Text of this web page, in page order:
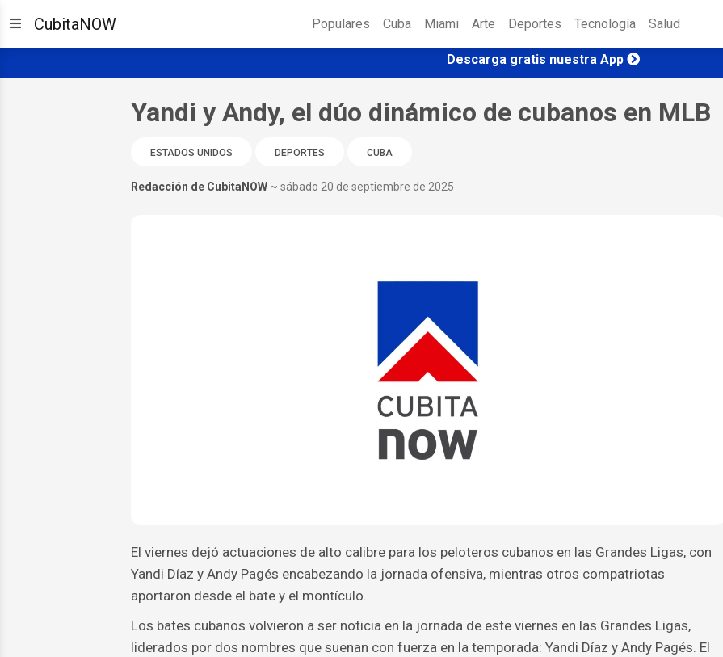
CubitaNOW Populares Cuba Miami Arte Deportes Tecnología Salud
Descarga gratis nuestra App
Yandi y Andy, el dúo dinámico de cubanos en MLB
ESTADOS UNIDOS DEPORTES CUBA
Redacción de CubitaNOW ~ sábado 20 de septiembre de 2025
El viernes dejó actuaciones de alto calibre para los peloteros cubanos en las Grandes Ligas, con
Yandi Díaz y Andy Pagés encabezando la jornada ofensiva, mientras otros compatriotas
aportaron desde el bate y el montículo.
Los bates cubanos volvieron a ser noticia en la jornada de este viernes en las Grandes Ligas,
liderados por dos nombres que suenan con fuerza en la temporada: Yandi Díaz y Andy Pagés. El